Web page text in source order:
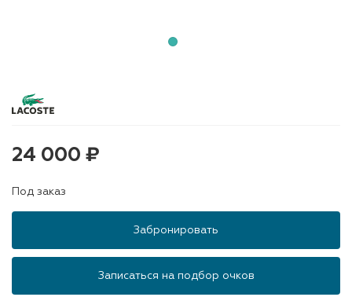
24 000 ₽
Под заказ
Забронировать
Записаться на подбор очков